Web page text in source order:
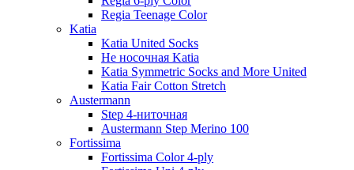
Regia Teenage Color
Katia
Katia United Socks
Не носочная Katia
Katia Symmetric Socks and More United
Katia Fair Cotton Stretch
Austermann
Step 4-ниточная
Austermann Step Merino 100
Fortissima
Fortissima Color 4-ply